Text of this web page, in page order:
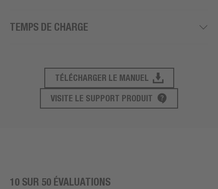
TEMPS DE CHARGE
SUPPORT PRODUIT
TÉLÉCHARGER LE MANUEL
VISITE LE SUPPORT PRODUIT
10 SUR 50 ÉVALUATIONS